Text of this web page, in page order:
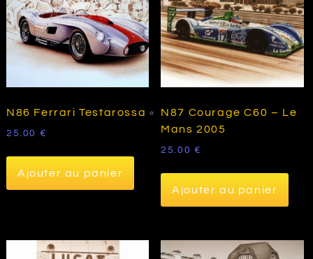
N86 Ferrari Testarossa
25.00 €
Ajouter au panier
N87 Courage C60 – Le
Mans 2005
25.00 €
Ajouter au panier